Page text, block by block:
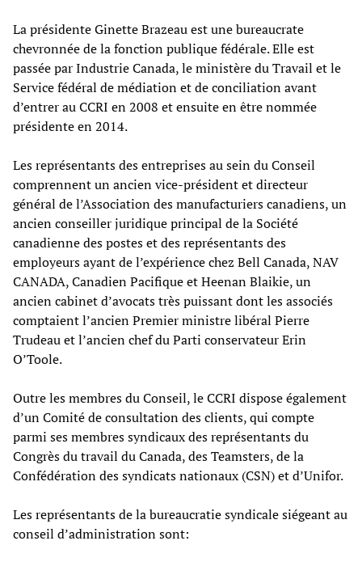
La présidente Ginette Brazeau est une bureaucrate
chevronnée de la fonction publique fédérale. Elle est
passée par Industrie Canada, le ministère du Travail et le
Service fédéral de médiation et de conciliation avant
d’entrer au CCRI en 2008 et ensuite en être nommée
présidente en 2014.
Les représentants des entreprises au sein du Conseil
comprennent un ancien vice-président et directeur
général de l’Association des manufacturiers canadiens, un
ancien conseiller juridique principal de la Société
canadienne des postes et des représentants des
employeurs ayant de l’expérience chez Bell Canada, NAV
CANADA, Canadien Pacifique et Heenan Blaikie, un
ancien cabinet d’avocats très puissant dont les associés
comptaient l’ancien Premier ministre libéral Pierre
Trudeau et l’ancien chef du Parti conservateur Erin
O’Toole.
Outre les membres du Conseil, le CCRI dispose également
d’un Comité de consultation des clients, qui compte
parmi ses membres syndicaux des représentants du
Congrès du travail du Canada, des Teamsters, de la
Confédération des syndicats nationaux (CSN) et d’Unifor.
Les représentants de la bureaucratie syndicale siégeant au
conseil d’administration sont: